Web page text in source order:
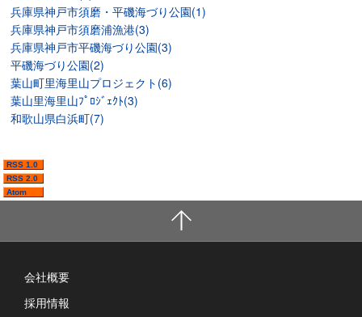
兵庫県神戸市須磨・平磯海づり公園(1)
兵庫県神戸市須磨浦漁港(3)
兵庫県神戸市平磯海づり公園(3)
平磯海づり公園(2)
葉山町里海里山プロジェクト(6)
葉山里海里山ﾌﾟﾛｼﾞｪｸﾄ(3)
和歌山県白浜町(7)
RSS 1.0
RSS 2.0
Atom
会社概要
採用情報